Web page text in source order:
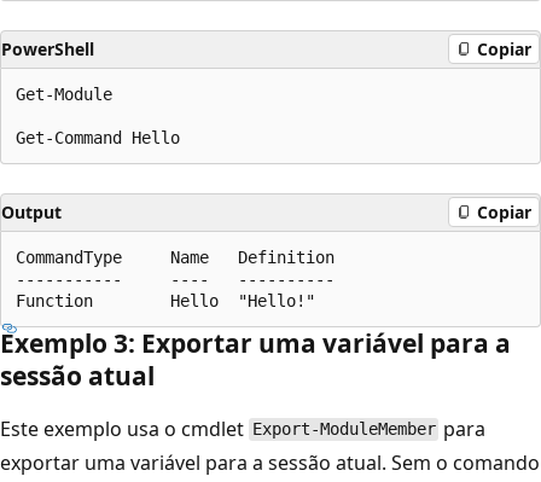
PowerShell Copiar
Get-Module
Output Copiar
CommandType     Name   Definition
-----------     ----   ----------
Exemplo 3: Exportar uma variável para a
sessão atual
Este exemplo usa o cmdlet Export-ModuleMember para
exportar uma variável para a sessão atual. Sem o comando